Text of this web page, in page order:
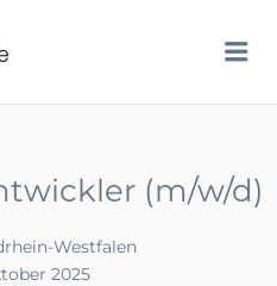
TECHSTELLEN.DE
(m/w/d)
Westfalen
2025